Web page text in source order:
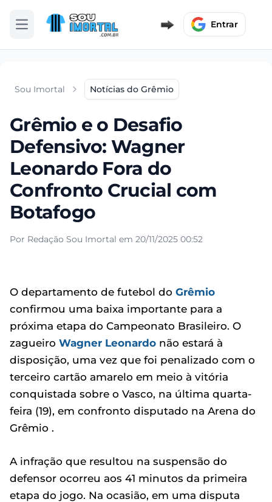
Abrir menu Entrar
Sou Imortal Notícias do Grêmio
Grêmio e o Desafio
Defensivo: Wagner
Leonardo Fora do
Confronto Crucial com
Botafogo
Por Redação Sou Imortal em 20/11/2025 00:52
O departamento de futebol do Grêmio
confirmou uma baixa importante para a
próxima etapa do Campeonato Brasileiro. O
zagueiro Wagner Leonardo não estará à
disposição, uma vez que foi penalizado com o
terceiro cartão amarelo em meio à vitória
conquistada sobre o Vasco, na última quarta-
feira (19), em confronto disputado na Arena do
Grêmio .
A infração que resultou na suspensão do
defensor ocorreu aos 41 minutos da primeira
etapa do jogo. Na ocasião, em uma disputa